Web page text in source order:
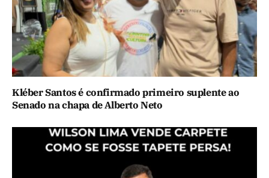
Kléber Santos é confirmado primeiro suplente ao
Senado na chapa de Alberto Neto